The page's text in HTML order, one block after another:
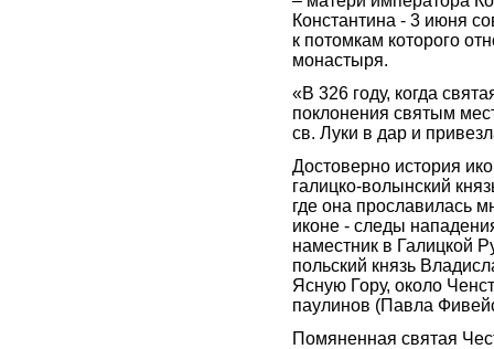
Константина - 3 июня
к потомкам которого
монастыря.
«В 326 году, когда
поклонения святым
св. Луки в дар и
Достоверно история
галицко-волынский
где она прославилась
иконе - следы
наместник в Галицкой
польский князь
Ясную Гору, около
паулинов (Павла
Помяненная святая